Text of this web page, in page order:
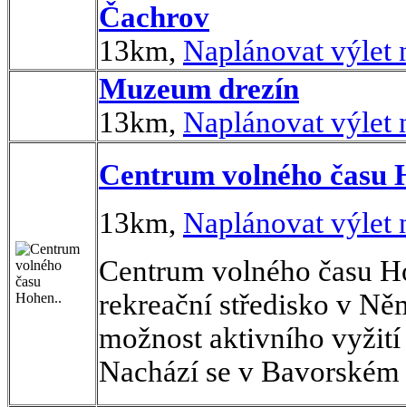
Čachrov
13km, Naplánovat výlet
Muzeum drezín
13km, Naplánovat výlet
Centrum volného času
13km, Naplánovat výlet
Centrum volného času
rekreační středisko v
možnost aktivního
Nachází se v